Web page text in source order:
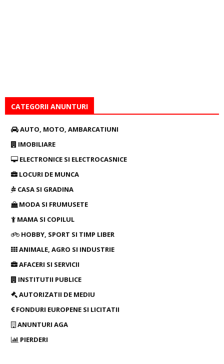
CATEGORII ANUNTURI
AUTO, MOTO, AMBARCATIUNI
IMOBILIARE
ELECTRONICE SI ELECTROCASNICE
LOCURI DE MUNCA
CASA SI GRADINA
MODA SI FRUMUSETE
MAMA SI COPILUL
HOBBY, SPORT SI TIMP LIBER
ANIMALE, AGRO SI INDUSTRIE
AFACERI SI SERVICII
INSTITUTII PUBLICE
AUTORIZATII DE MEDIU
FONDURI EUROPENE SI LICITATII
ANUNTURI AGA
PIERDERI